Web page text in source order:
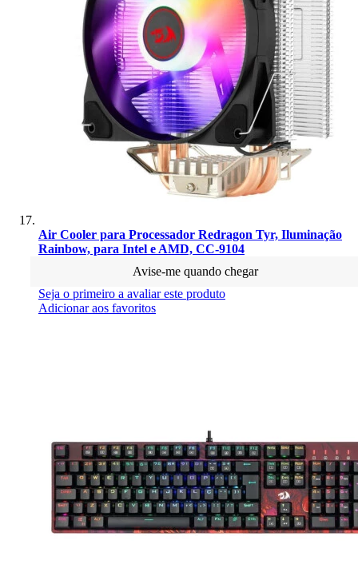
Air Cooler para Processador Redragon Tyr, Iluminação
Rainbow, para Intel e AMD, CC-9104
Avise-me quando chegar
Seja o primeiro a avaliar este produto
Adicionar aos favoritos